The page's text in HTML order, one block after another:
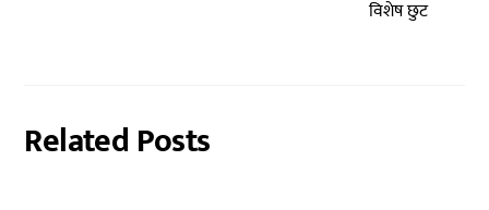
विशेष छुट
Related Posts